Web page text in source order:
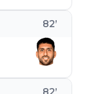
82’
82’